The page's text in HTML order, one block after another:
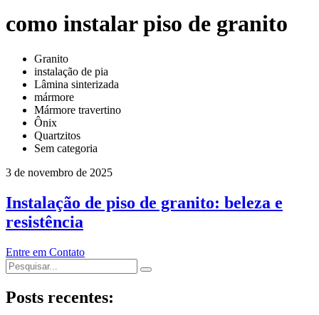
como instalar piso de granito
Granito
instalação de pia
Lâmina sinterizada
mármore
Mármore travertino
Ônix
Quartzitos
Sem categoria
3 de novembro de 2025
Instalação de piso de granito: beleza e
resistência
Entre em Contato
Posts recentes: